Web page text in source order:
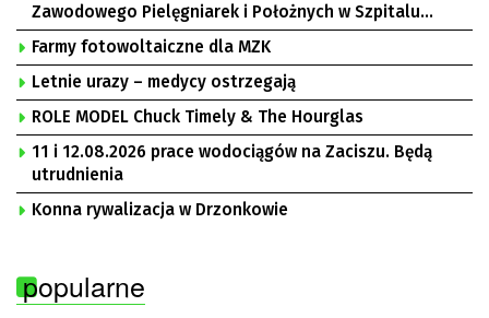
Zawodowego Pielęgniarek i Położnych w Szpitalu
Uniwersyteckim w Zielonej Górze, Bogusław
Motowidełko, przewodniczący Zarządu Regionu NSZZ
„Solidarność” Zielona Góra
Farmy fotowoltaiczne dla MZK
Letnie urazy – medycy ostrzegają
ROLE MODEL Chuck Timely & The Hourglas
11 i 12.08.2026 prace wodociągów na Zaciszu. Będą
utrudnienia
Konna rywalizacja w Drzonkowie
popularne